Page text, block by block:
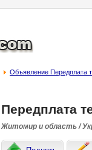
Объявление Передплата
Передплата
Житомир и область /